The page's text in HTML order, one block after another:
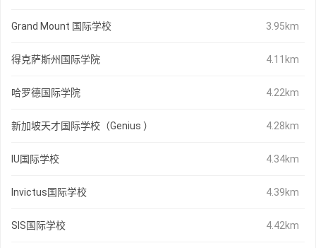
Grand Mount 国际学校 3.95km
得克萨斯州国际学院 4.11km
哈罗德国际学院 4.22km
新加坡天才国际学校（Genius ） 4.28km
IU国际学校 4.34km
Invictus国际学校 4.39km
SIS国际学校 4.42km